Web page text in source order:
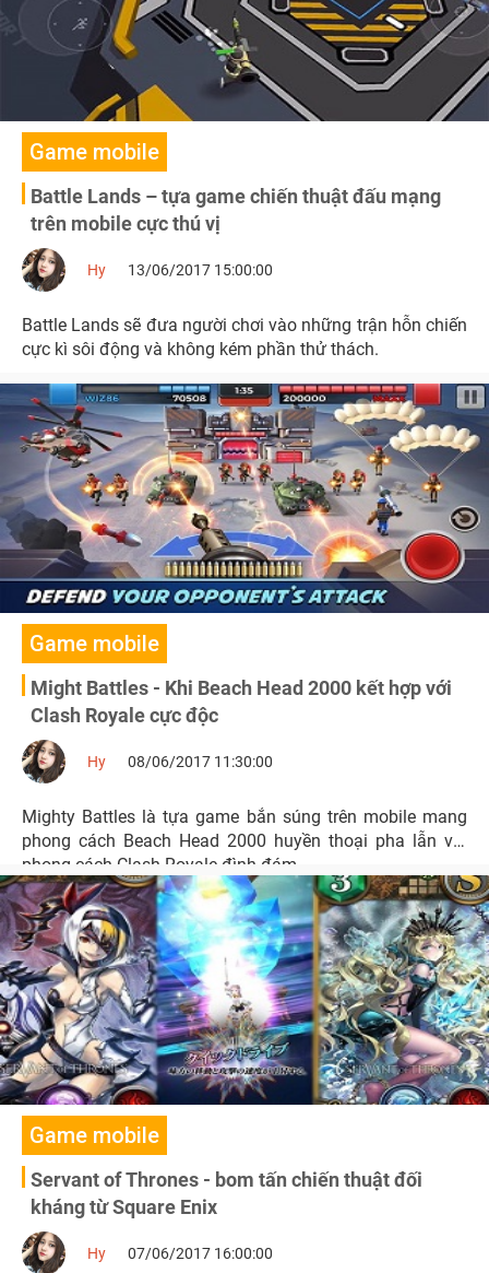
Game mobile
Battle Lands – tựa game chiến thuật đấu mạng
trên mobile cực thú vị
Hy 13/06/2017 15:00:00
Battle Lands sẽ đưa người chơi vào những trận hỗn chiến
cực kì sôi động và không kém phần thử thách.
Game mobile
Might Battles - Khi Beach Head 2000 kết hợp với
Clash Royale cực độc
Hy 08/06/2017 11:30:00
Mighty Battles là tựa game bắn súng trên mobile mang
phong cách Beach Head 2000 huyền thoại pha lẫn với
phong cách Clash Royale đình đám.
Game mobile
Servant of Thrones - bom tấn chiến thuật đối
kháng từ Square Enix
Hy 07/06/2017 16:00:00